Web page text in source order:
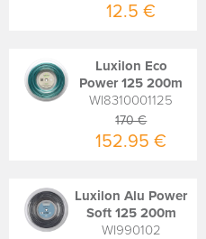
12.5 €
Luxilon Eco
Power 125 200m
WI8310001125
170 €
152.95 €
Luxilon Alu Power
Soft 125 200m
WI990102